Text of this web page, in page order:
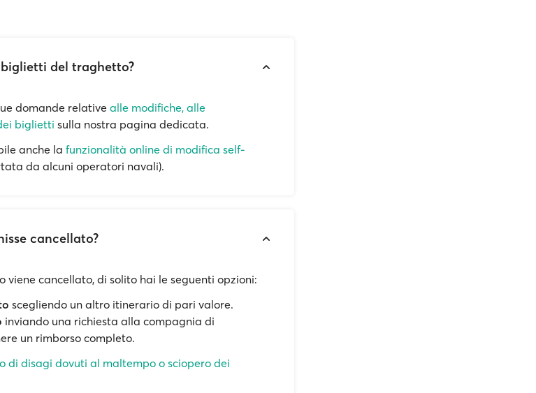
del traghetto?
domande relativealle modifiche, alle
biglietti sulla nostra pagina dedicata.
anche la funzionalità online di modifica self-
da alcuni operatori navali).
cancellato?
viene cancellato, di solito hai le seguenti opzioni:
scegliendo un altro itinerario di pari valore.
inviando una richiesta alla compagnia di
un rimborso completo.
di disagi dovuti al maltempo o sciopero dei